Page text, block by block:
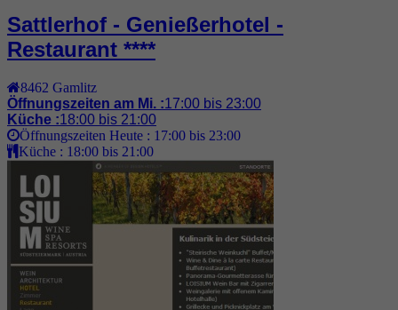
Sattlerhof - Genießerhotel -
Restaurant ****
8462 Gamlitz
Öffnungszeiten am Mi. :17:00 bis 23:00
Küche :18:00 bis 21:00
Öffnungszeiten Heute : 17:00 bis 23:00
Küche : 18:00 bis 21:00